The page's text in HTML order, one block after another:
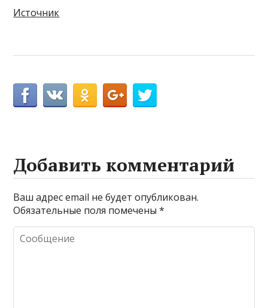
Источник
Добавить комментарий
Ваш адрес email не будет опубликован.
Обязательные поля помечены*